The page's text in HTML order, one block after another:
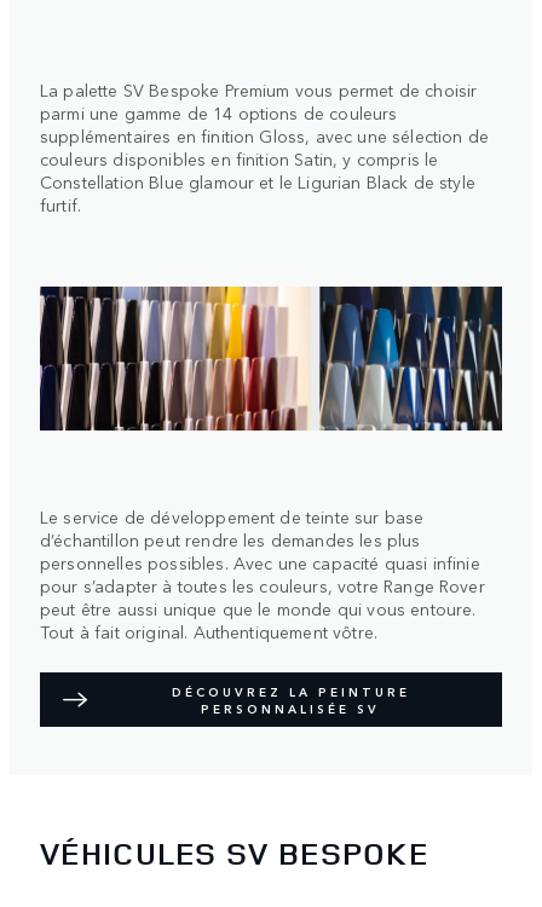
La palette SV Bespoke Premium vous permet de choisir
parmi une gamme de 14 options de couleurs
supplémentaires en finition Gloss, avec une sélection de
couleurs disponibles en finition Satin, y compris le
Constellation Blue glamour et le Ligurian Black de style
furtif.
Le service de développement de teinte sur base
d’échantillon peut rendre les demandes les plus
personnelles possibles. Avec une capacité quasi infinie
pour s’adapter à toutes les couleurs, votre Range Rover
peut être aussi unique que le monde qui vous entoure.
Tout à fait original. Authentiquement vôtre.
DÉCOUVREZ LA PEINTURE
PERSONNALISÉE SV
VÉHICULES SV BESPOKE